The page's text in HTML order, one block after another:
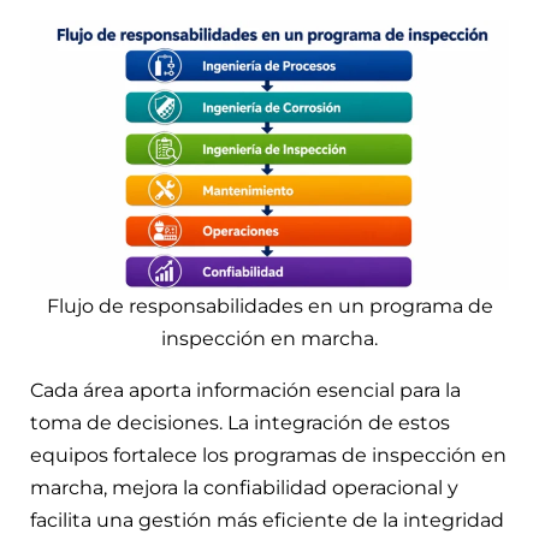
Flujo de responsabilidades en un programa de
inspección en marcha.
Cada área aporta información esencial para la
toma de decisiones. La integración de estos
equipos fortalece los programas de inspección en
marcha, mejora la confiabilidad operacional y
facilita una gestión más eficiente de la integridad